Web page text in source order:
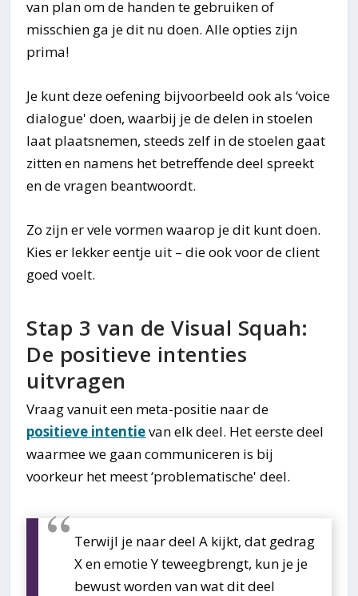
van plan om de handen te gebruiken of
misschien ga je dit nu doen. Alle opties zijn
prima!
Je kunt deze oefening bijvoorbeeld ook als ‘voice
dialogue' doen, waarbij je de delen in stoelen
laat plaatsnemen, steeds zelf in de stoelen gaat
zitten en namens het betreffende deel spreekt
en de vragen beantwoordt.
Zo zijn er vele vormen waarop je dit kunt doen.
Kies er lekker eentje uit – die ook voor de client
goed voelt.
Stap 3 van de Visual Squah:
De positieve intenties
uitvragen
Vraag vanuit een meta-positie naar de
positieve intentievan elk deel. Het eerste deel
waarmee we gaan communiceren is bij
voorkeur het meest ‘problematische' deel.
Terwijl je naar deel A kijkt, dat gedrag
X en emotie Y teweegbrengt, kun je je
bewust worden van wat dit deel